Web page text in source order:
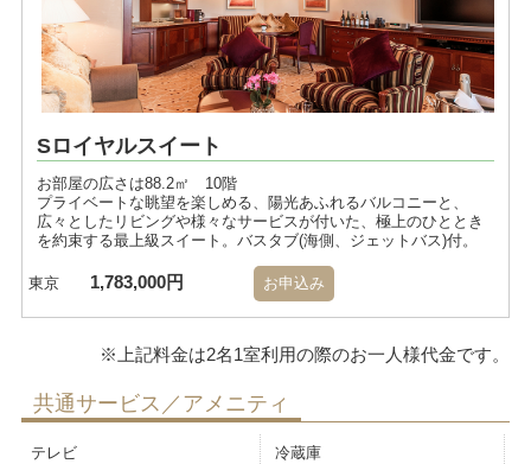
Sロイヤルスイート
お部屋の広さは88.2㎡ 10階
プライベートな眺望を楽しめる、陽光あふれるバルコニーと、
広々としたリビングや様々なサービスが付いた、極上のひととき
を約束する最上級スイート。バスタブ(海側、ジェットバス)付。
東京 1,783,000円 お申込み
共通サービス／アメニティ
テレビ 冷蔵庫